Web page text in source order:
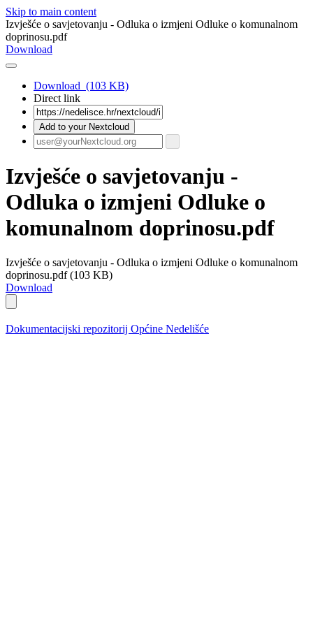
Skip to main content
Izvješće o savjetovanju - Odluka o izmjeni Odluke o komunalnom
doprinosu.pdf
Download
Download (103 KB)
Direct link
Add to your Nextcloud
Izvješće o savjetovanju -
Odluka o izmjeni Odluke o
komunalnom doprinosu.pdf
Izvješće o savjetovanju - Odluka o izmjeni Odluke o komunalnom
doprinosu.pdf (103 KB)
Download
Dokumentacijski repozitorij Općine Nedelišće